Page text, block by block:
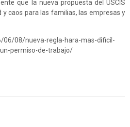
que la nueva propuesta del USCIS
caos para las familias, las empresas y
06/08/nueva-regla-hara-mas-dificil-
permiso-de-trabajo/